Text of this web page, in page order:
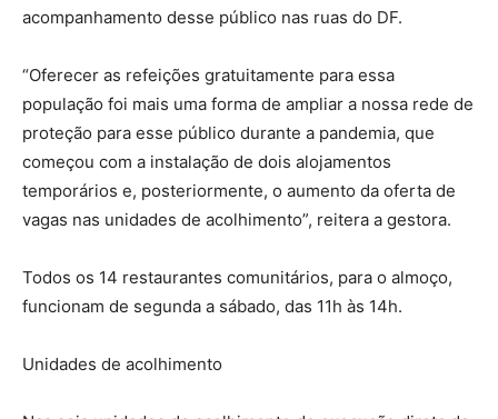
acompanhamento desse público nas ruas do DF.
“Oferecer as refeições gratuitamente para essa
população foi mais uma forma de ampliar a nossa rede de
proteção para esse público durante a pandemia, que
começou com a instalação de dois alojamentos
temporários e, posteriormente, o aumento da oferta de
vagas nas unidades de acolhimento”, reitera a gestora.
Todos os 14 restaurantes comunitários, para o almoço,
funcionam de segunda a sábado, das 11h às 14h.
Unidades de acolhimento